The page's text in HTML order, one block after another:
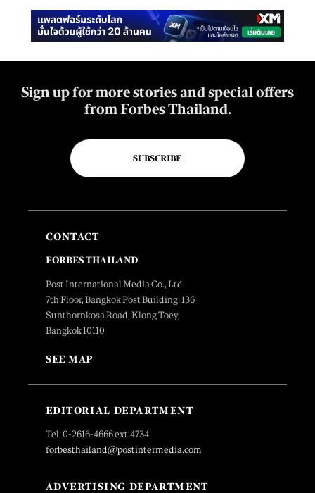
Sign up for more stories and special offers
from Forbes Thailand.
SUBSCRIBE
CONTACT
FORBES THAILAND
Post International Media Co., Ltd.
7th Floor, Bangkok Post Building, 136
Sunthornkosa Road, Klong Toey,
Bangkok 10110
SEE MAP
EDITORIAL DEPARTMENT
Tel. 0-2616-4666 ext.4734
forbesthailand@postintermedia.com
ADVERTISING DEPARTMENT